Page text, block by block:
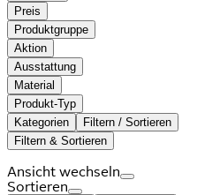
Preis
Produktgruppe
Aktion
Ausstattung
Material
Produkt-Typ
Kategorien
Filtern / Sortieren
Filtern & Sortieren
Ansicht wechseln
Sortieren